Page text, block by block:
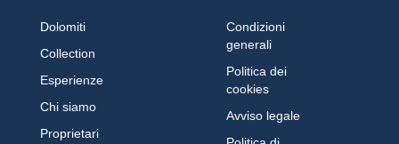
Dolomiti
Collection
Esperienze
Chi siamo
Proprietari
Condizioni
generali
Politica dei
cookies
Avviso legale